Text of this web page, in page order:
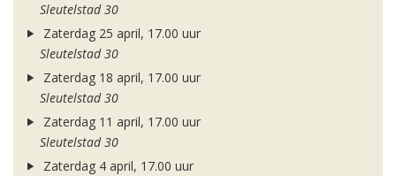
Sleutelstad 30
Zaterdag 25 april, 17.00 uur
Sleutelstad 30
Zaterdag 18 april, 17.00 uur
Sleutelstad 30
Zaterdag 11 april, 17.00 uur
Sleutelstad 30
Zaterdag 4 april, 17.00 uur